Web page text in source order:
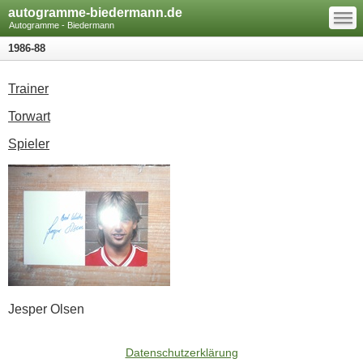
autogramme-biedermann.de
Autogramme - Biedermann
—
—
—
1986-88
Trainer
Torwart
Spieler
Jesper Olsen
Datenschutzerklärung